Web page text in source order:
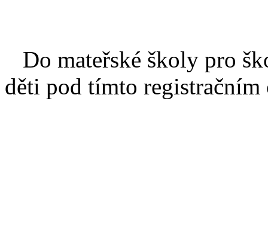
Do mateřské školy pro
děti pod tímto registračním